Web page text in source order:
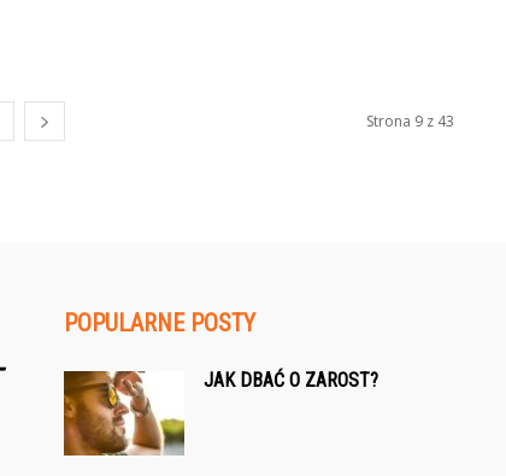
Strona 9 z 43
POPULARNE POSTY
JAK DBAĆ O ZAROST?